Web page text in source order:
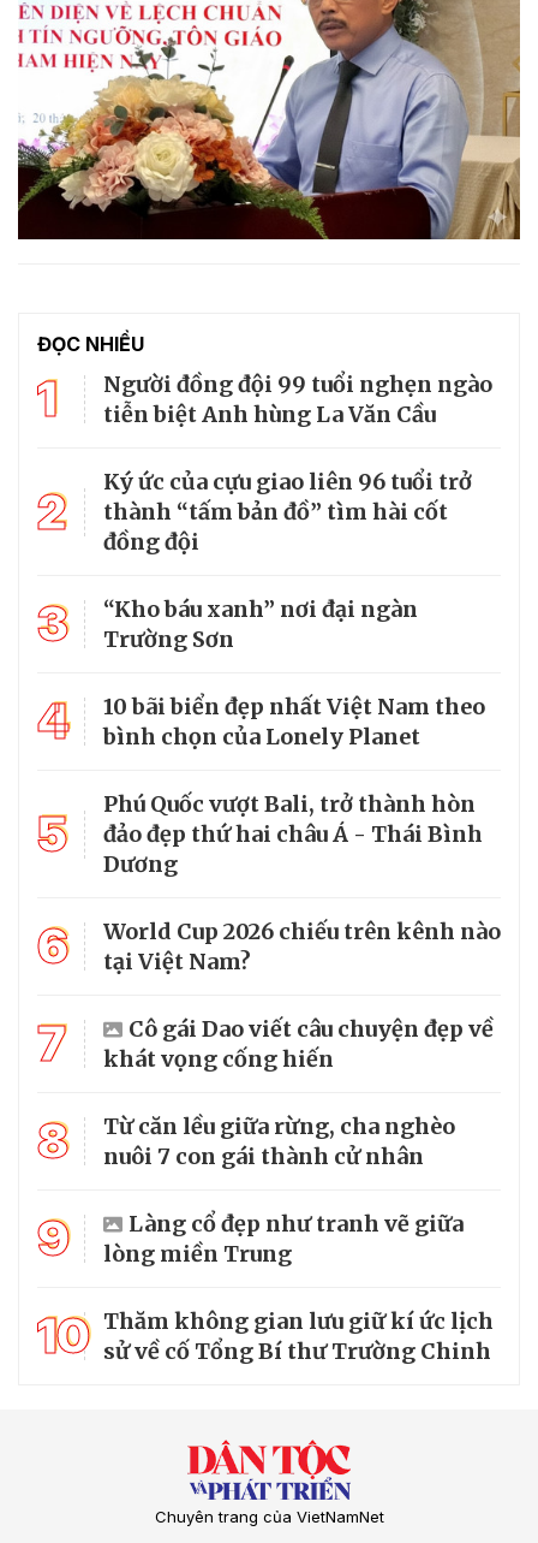
ĐỌC NHIỀU
1
Người đồng đội 99 tuổi nghẹn ngào
tiễn biệt Anh hùng La Văn Cầu
2
Ký ức của cựu giao liên 96 tuổi trở
thành “tấm bản đồ” tìm hài cốt
đồng đội
3
“Kho báu xanh” nơi đại ngàn
Trường Sơn
4
10 bãi biển đẹp nhất Việt Nam theo
bình chọn của Lonely Planet
5
Phú Quốc vượt Bali, trở thành hòn
đảo đẹp thứ hai châu Á - Thái Bình
Dương
6
World Cup 2026 chiếu trên kênh nào
tại Việt Nam?
7
Cô gái Dao viết câu chuyện đẹp về
khát vọng cống hiến
8
Từ căn lều giữa rừng, cha nghèo
nuôi 7 con gái thành cử nhân
9
Làng cổ đẹp như tranh vẽ giữa
lòng miền Trung
10 Thăm không gian lưu giữ kí ức lịch
sử về cố Tổng Bí thư Trường Chinh
Chuyên trang của VietNamNet